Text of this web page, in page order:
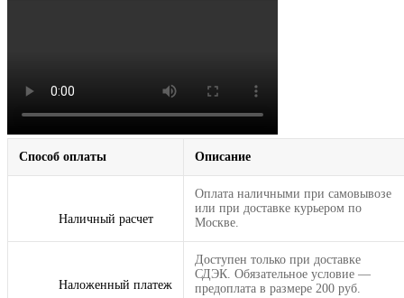
Способ оплаты Описание
Наличный расчет
Оплата наличными при самовывозе
или при доставке курьером по
Москве.
Наложенный платеж
Доступен только при доставке
СДЭК. Обязательное условие —
предоплата в размере 200 руб.